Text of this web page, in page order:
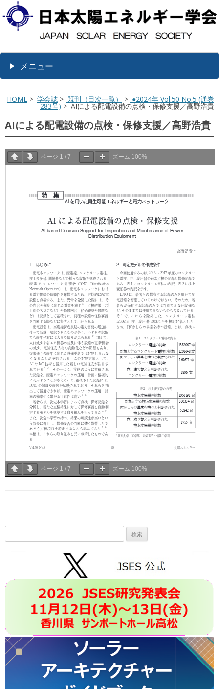
メニュー
HOME > 学会誌 > 既刊（目次一覧） > ●2024年 Vol.50 No.5 (通巻
283号) > AIによる配電設備の点検・保修支援／高野浩貴
AIによる配電設備の点検・保修支援／高野浩貴
ページ 1 / 7 ズーム 100%
ページ 1 / 7 ズーム 100%
索: